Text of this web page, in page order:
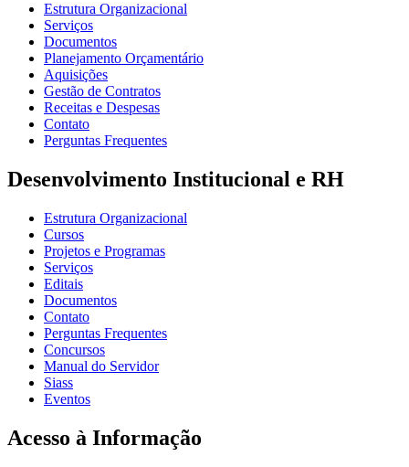
Estrutura Organizacional
Serviços
Documentos
Planejamento Orçamentário
Aquisições
Gestão de Contratos
Receitas e Despesas
Contato
Perguntas Frequentes
Desenvolvimento Institucional e RH
Estrutura Organizacional
Cursos
Projetos e Programas
Serviços
Editais
Documentos
Contato
Perguntas Frequentes
Concursos
Manual do Servidor
Siass
Eventos
Acesso à Informação